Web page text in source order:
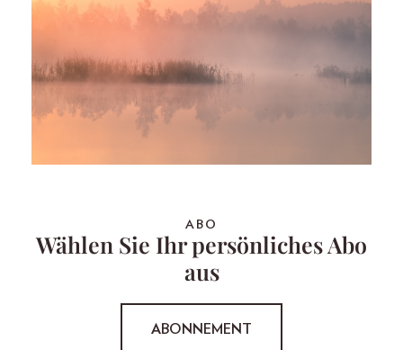
ABO
Wählen Sie Ihr persönliches Abo
aus
ABONNEMENT